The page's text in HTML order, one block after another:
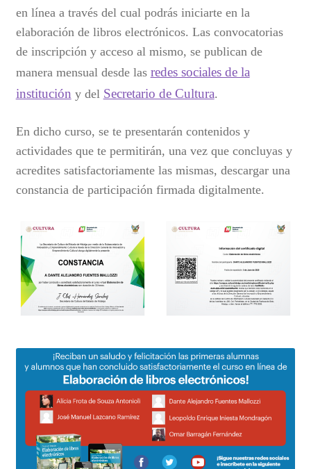
en línea a través del cual podrás iniciarte en la
elaboración de libros electrónicos. Las convocatorias
de inscripción y acceso al mismo, se publican de
manera mensual desde las redes sociales de la
institución y del Secretario de Cultura.
En dicho curso, se te presentarán contenidos y
actividades que te permitirán, una vez que concluyas y
acredites satisfactoriamente las mismas, descargar una
constancia de participación firmada digitalmente.